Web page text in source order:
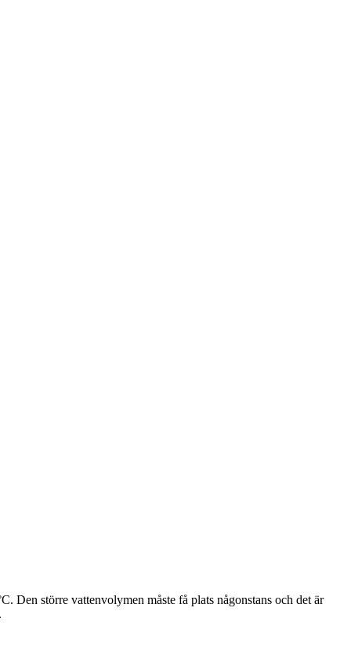
Den större vattenvolymen måste få plats någonstans och det är